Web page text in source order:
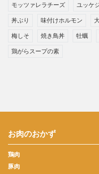
モッツァレラチーズ ユッケ
丼ぶり 味付けホルモン
梅しそ 焼き鳥丼 牡蠣
鶏がらスープの素
お肉のおかず
鶏肉
豚肉